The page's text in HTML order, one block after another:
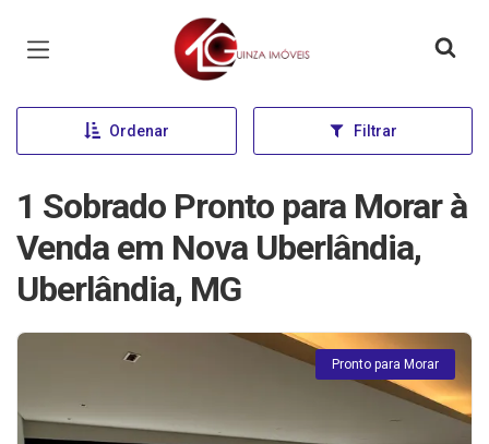
Página inicial
Ordenar Filtrar
1 Sobrado Pronto para Morar à
Venda em Nova Uberlândia,
Uberlândia, MG
Pronto para Morar